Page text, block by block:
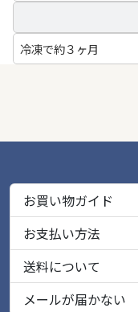
冷凍で約３ヶ月
お買い物ガイド
お支払い方法
送料について
メールが届かない